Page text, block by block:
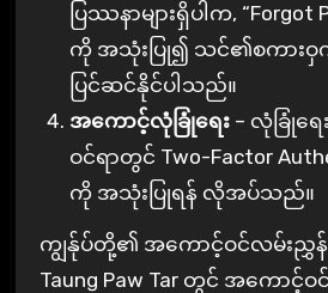
ပြဿနာများရှိပါက,
ကို အသုံးပြု၍ သင်၏စကား
ပြင်ဆင်နိုင်ပါသည်။
အကောင့်လုံခြုံရေး – လုံခြုံရ
ဝင်ရာတွင် Two-Factor
ကို အသုံးပြုရန် လိုအပ်သည်။
ကျွန်ုပ်တို့၏ အကောင့်ဝင်လမ်းညွှန်
Taung Paw Tar တွင် အကောင့်ဝ